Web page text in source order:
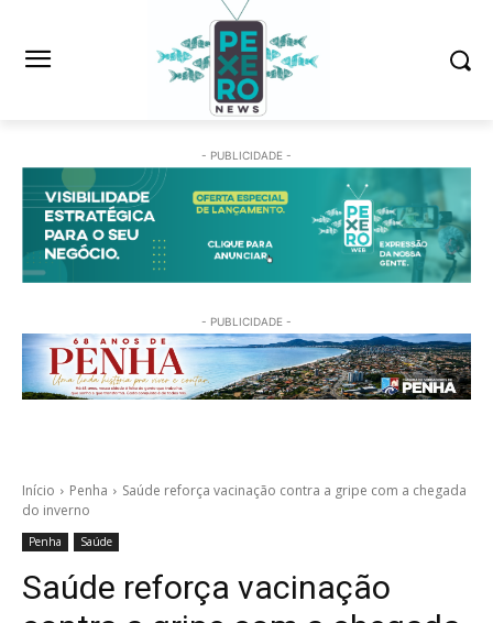
- PUBLICIDADE -
- PUBLICIDADE -
Início Penha
Saúde reforça vacinação contra a gripe com a chegada
do inverno
Penha Saúde
Saúde reforça vacinação